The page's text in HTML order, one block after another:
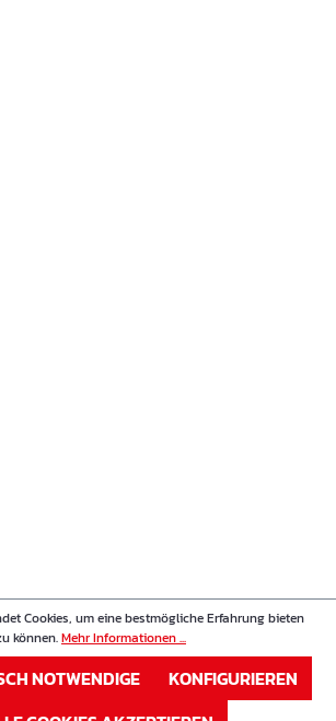
Cookies, um eine bestmögliche Erfahrung bieten
können.Mehr Informationen ...
NOTWENDIGE
KONFIGURIEREN